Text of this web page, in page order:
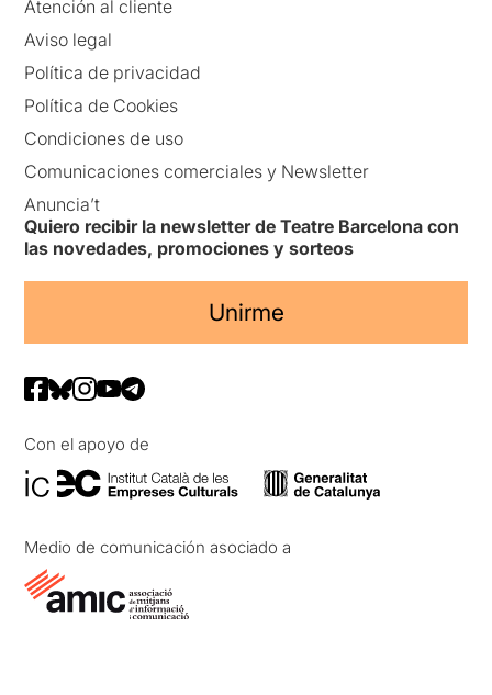
Atención al cliente
Aviso legal
Política de privacidad
Política de Cookies
Condiciones de uso
Comunicaciones comerciales y Newsletter
Anuncia’t
Quiero recibir la newsletter de Teatre Barcelona con
las novedades, promociones y sorteos
Unirme
Con el apoyo de
Medio de comunicación asociado a